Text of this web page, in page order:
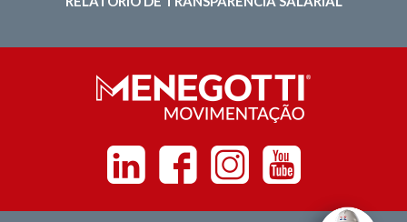
Linkedin FacebookInstagramYoutube